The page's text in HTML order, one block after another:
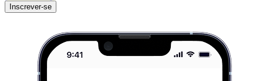
Inscrever-se